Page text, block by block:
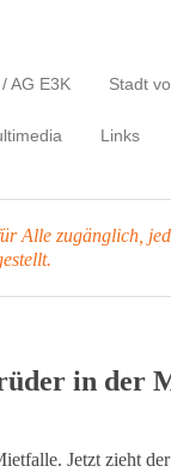
AG E3K Stadt
Links
Alle zugänglich,
in der
Jetzt zieht